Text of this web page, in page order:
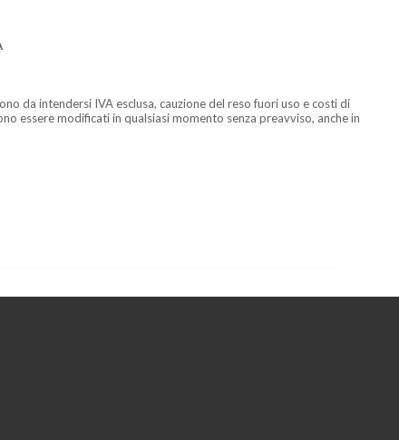
da intendersi IVA esclusa, cauzione del reso fuori uso e costi di
essere modificati in qualsiasi momento senza preavviso, anche in